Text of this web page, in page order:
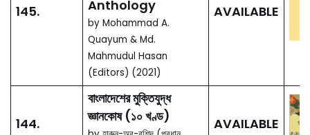
Bangladesh: 50
Years of
Transformation
Since Liberation
by S. M. Mahfuzur
Rahman (Chief Editor)
(2021)